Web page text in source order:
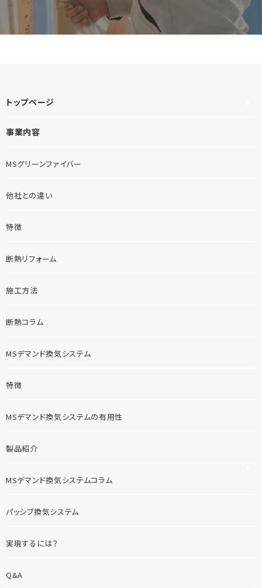
トップページ
事業内容
MSグリーンファイバー
他社との違い
特徴
断熱リフォーム
施工方法
断熱コラム
MSデマンド換気システム
特徴
MSデマンド換気システムの有用性
製品紹介
MSデマンド換気システムコラム
パッシブ換気システム
実現するには？
Q&A